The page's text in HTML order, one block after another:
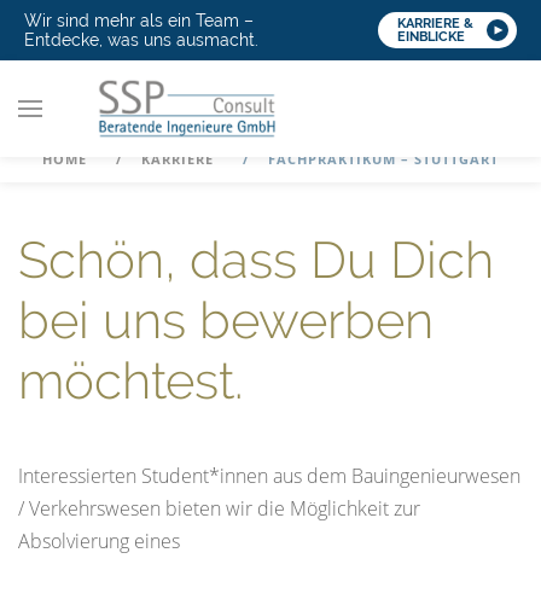
Wir sind mehr als ein Team –
Entdecke, was uns ausmacht.
KARRIERE &
EINBLICKE
HOME KARRIERE FACHPRAKTIKUM – STUTTGART
Schön, dass Du Dich
bei uns bewerben
möchtest.
Interessierten Student*innen aus dem Bauingenieurwesen
/ Verkehrswesen bieten wir die Möglichkeit zur
Absolvierung eines